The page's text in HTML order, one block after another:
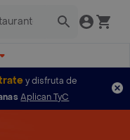
y disfruta de
Aplican TyC